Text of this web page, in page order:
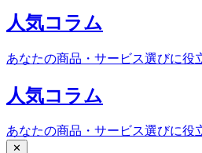
人気コラム
あなたの商品・サービス選びに役
人気コラム
あなたの商品・サービス選びに役
✕